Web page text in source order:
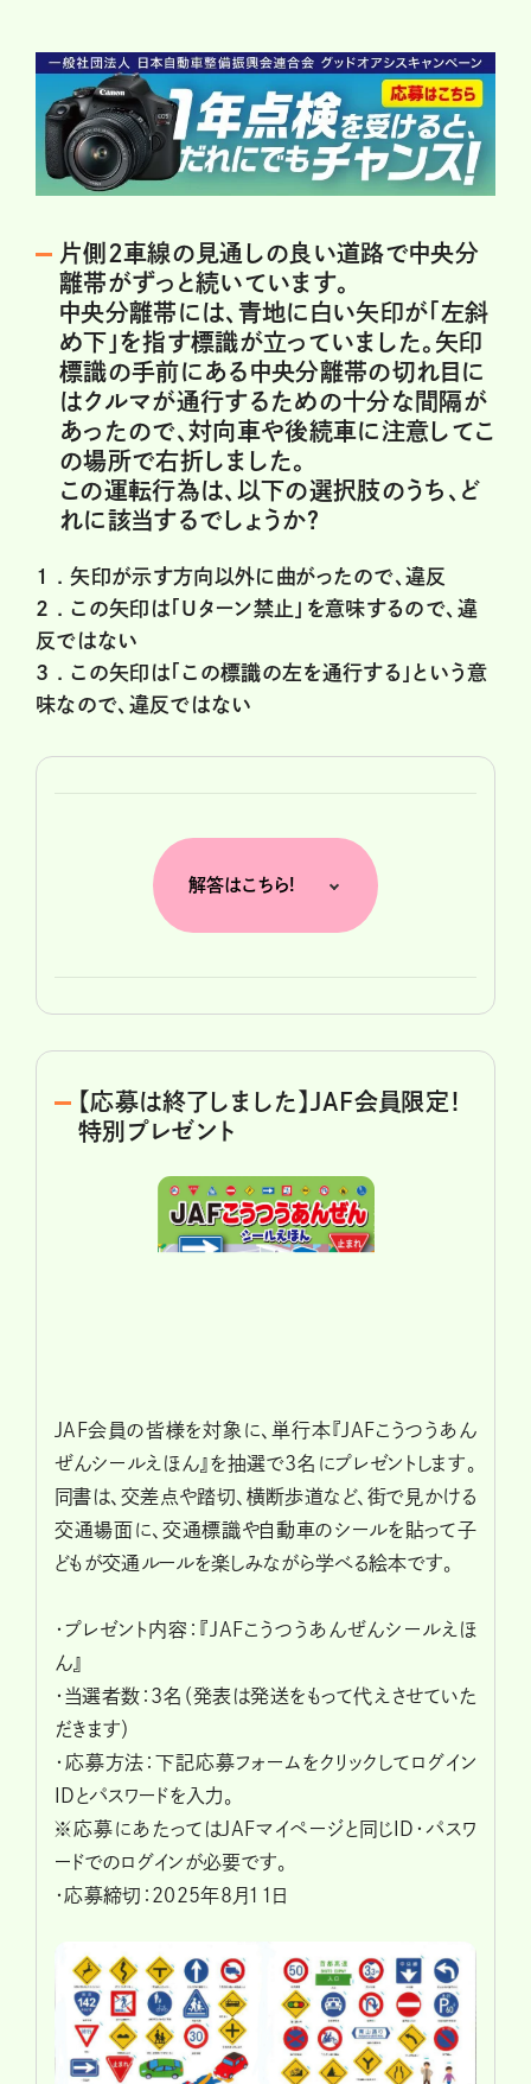
片側2車線の見通しの良い道路で中央分
離帯がずっと続いています。
中央分離帯には、青地に白い矢印が「左斜
め下」を指す標識が立っていました。矢印
標識の手前にある中央分離帯の切れ目に
はクルマが通行するための十分な間隔が
あったので、対向車や後続車に注意してこ
の場所で右折しました。
この運転行為は、以下の選択肢のうち、ど
れに該当するでしょうか？
1 .矢印が示す方向以外に曲がったので、違反
2 . この矢印は「Uターン禁止」を意味するので、違
反ではない
3 . この矢印は「この標識の左を通行する」という意
味なので、違反ではない
解答はこちら!
【応募は終了しました】JAF会員限定！
特別プレゼント
JAF会員の皆様を対象に、単行本『JAFこうつうあん
ぜんシールえほん』を抽選で3名にプレゼントします。
同書は、交差点や踏切、横断歩道など、街で見かける
交通場面に、交通標識や自動車のシールを貼って子
どもが交通ルールを楽しみながら学べる絵本です。
・プレゼント内容：『JAFこうつうあんぜんシールえほ
ん』
・当選者数：3名（発表は発送をもって代えさせていた
だきます）
・応募方法：下記応募フォームをクリックしてログイン
IDとパスワードを入力。
※応募にあたってはJAFマイページと同じID・パスワ
ードでのログインが必要です。
・応募締切：2025年8月11日